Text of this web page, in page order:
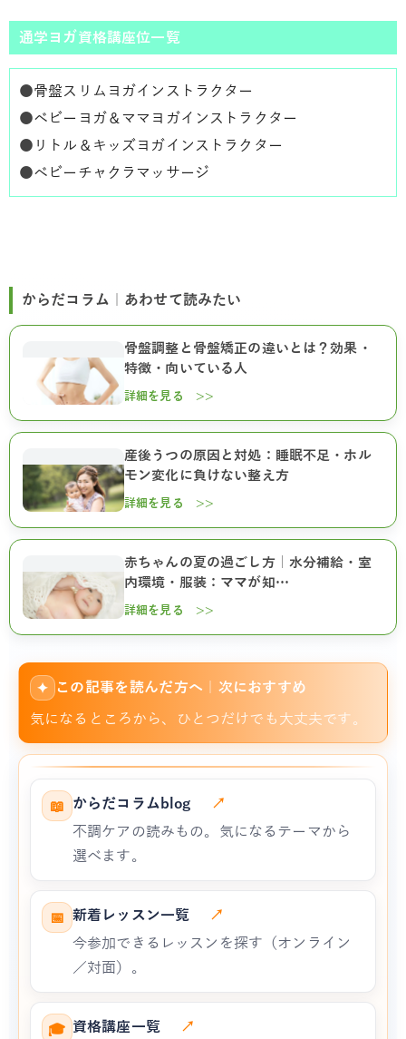
通学ヨガ資格講座位一覧
●骨盤スリムヨガインストラクター
●ベビーヨガ＆ママヨガインストラクター
● リトル＆キッズヨガインストラクター
●ベビーチャクラマッサージ
からだコラム｜あわせて読みたい
骨盤調整と骨盤矯正の違いとは？効果・
特徴・向いている人
詳細を見る >>
産後うつの原因と対処：睡眠不足・ホル
モン変化に負けない整え方
詳細を見る >>
赤ちゃんの夏の過ごし方｜水分補給・室
内環境・服装：ママが知…
詳細を見る >>
✦ この記事を読んだ方へ｜次におすすめ
気になるところから、ひとつだけでも大丈夫です。
📖 からだコラムblog
↗
不調ケアの読みもの。気になるテーマから
選べます。
📅 新着レッスン一覧
↗
今参加できるレッスンを探す（オンライン
／対面）。
🎓 資格講座一覧
↗